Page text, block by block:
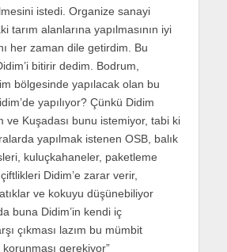
istedi. Organize sanayi
tarım alanlarına yapılmasının iyi
her zaman dile getirdim. Bu
bitirir dedim. Bodrum,
bölgesinde yapılacak olan bu
yapılıyor? Çünkü Didim
ve Kuşadası bunu istemiyor, tabi ki
yapılmak istenen OSB, balık
kuluçkahaneler, paketleme
Didim’e zarar verir,
ve kokuyu düşünebiliyor
buna Didim’in kendi iç
çıkması lazım bu mümbit
gerekiyor”